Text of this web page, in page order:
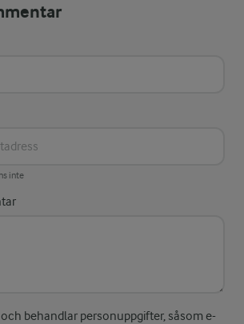
inte
behandlar personuppgifter, såsom e-